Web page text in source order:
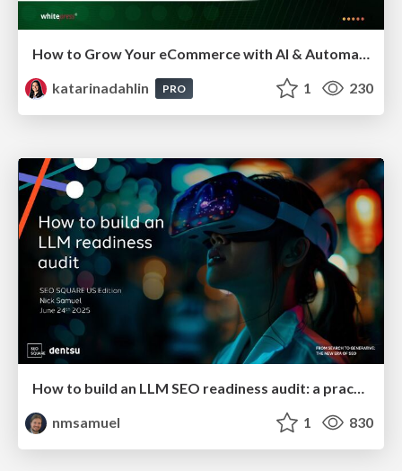
katarinadahlin
PRO 1 230
How to build an LLM SEO readiness audit: a practical framework
nmsamuel
1 830